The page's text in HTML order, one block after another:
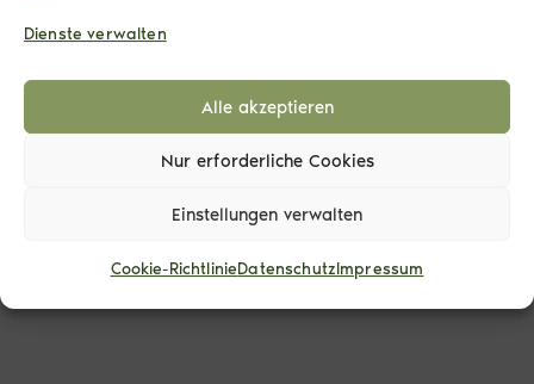
Dienste verwalten
Alle akzeptieren
Nur erforderliche Cookies
Einstellungen verwalten
Cookie-RichtlinieDatenschutzImpressum
ANSEHEN